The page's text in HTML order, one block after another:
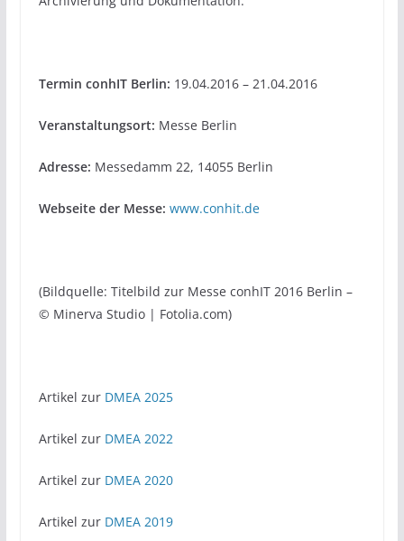
Termin conhIT Berlin: 19.04.2016 – 21.04.2016
Veranstaltungsort: Messe Berlin
Adresse: Messedamm 22, 14055 Berlin
Webseite der Messe: www.conhit.de
(Bildquelle: Titelbild zur Messe conhIT 2016 Berlin –
© Minerva Studio | Fotolia.com)
Artikel zur DMEA 2025
Artikel zur DMEA 2022
Artikel zur DMEA 2020
Artikel zur DMEA 2019